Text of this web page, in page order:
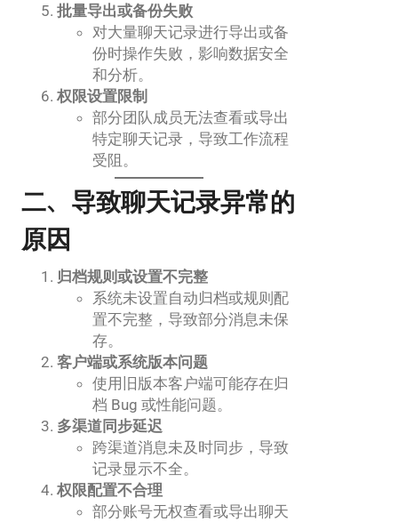
批量导出或备份失败
对大量聊天记录进行导出或备
份时操作失败，影响数据安全
和分析。
权限设置限制
部分团队成员无法查看或导出
特定聊天记录，导致工作流程
受阻。
二、导致聊天记录异常的
原因
归档规则或设置不完整
系统未设置自动归档或规则配
置不完整，导致部分消息未保
存。
客户端或系统版本问题
使用旧版本客户端可能存在归
档 Bug 或性能问题。
多渠道同步延迟
跨渠道消息未及时同步，导致
记录显示不全。
权限配置不合理
部分账号无权查看或导出聊天